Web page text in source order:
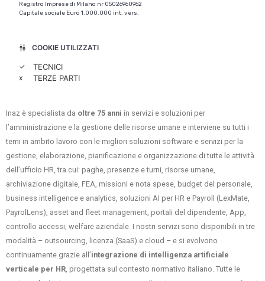
Registro Imprese di Milano nr 05026960962
Capitale sociale Euro 1.000.000 int. vers.
COOKIE UTILIZZATI
✓ TECNICI
x TERZE PARTI
Inaz è specialista da oltre 75 anni in servizi e soluzioni per
l’amministrazione e la gestione delle risorse umane e interviene su tutti i
temi in ambito lavoro con le migliori soluzioni software e servizi per la
gestione, elaborazione, pianificazione e organizzazione di tutte le attività
dell’ufficio HR, tra cui: paghe, presenze e turni, risorse umane,
archiviazione digitale, FEA, missioni e nota spese, budget del personale,
business intelligence e analytics, soluzioni AI per HR e Payroll (LexMate,
PayrolLens), asset and fleet management, portali del dipendente, App,
controllo accessi, welfare aziendale. I nostri servizi sono disponibili in tre
modalità – outsourcing, licenza (SaaS) e cloud – e si evolvono
continuamente grazie all’integrazione di intelligenza artificiale
verticale per HR , progettata sul contesto normativo italiano. Tutte le